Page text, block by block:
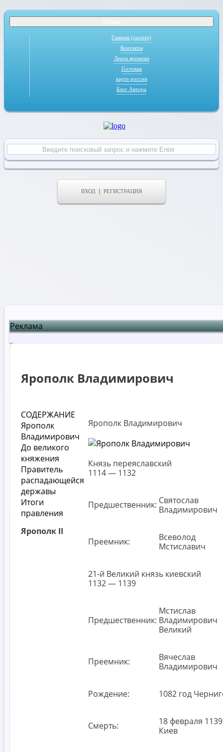
Главная (current)
Контакты
Лента времени
Гостевая
карта россии
Блог Автора
ВХОД РЕГИСТРАЦИЯ
Реклама
Ярополк Владимирович
Ярополк Владимирович
Князь переяславский
1114 — 1132
Предшественник: Святослав
Владимирович
Преемник:
Всеволод
Мстиславич
21-й Великий князь киевский
1132 — 1139
Предшественник:
Мстислав
Владимирович
Великий
Преемник:
Вячеслав
Владимирович
Рождение: 1082 год
Смерть:
18 февраля 1139
Киев
СОДЕРЖАНИЕ
Ярополк
Владимирович
До великого
княжения
Правитель
распадающейся
державы
Итоги
правления
Ярополк II